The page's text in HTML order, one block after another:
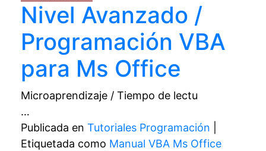
Nivel Avanzado /
Programación VBA
para Ms Office
Microaprendizaje / Tiempo de lectu
…
Publicada en Tutoriales Programación
Etiquetada como Manual VBA Ms Office